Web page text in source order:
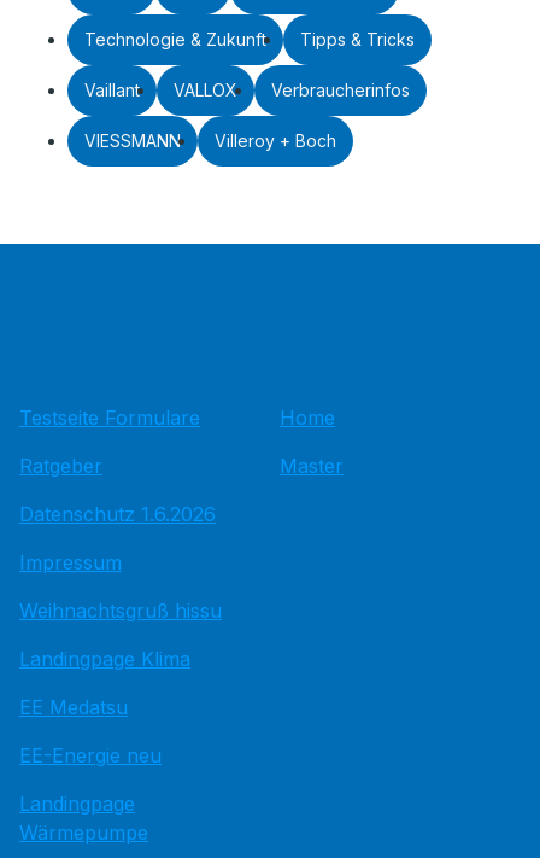
Technologie & Zukunft Tipps & Tricks
Vaillant VALLOX Verbraucherinfos
VIESSMANN Villeroy + Boch
Testseite Formulare
Ratgeber
Datenschutz 1.6.2026
Impressum
Weihnachtsgruß hissu
Landingpage Klima
EE Medatsu
EE-Energie neu
Landingpage
Wärmepumpe
Home
Master